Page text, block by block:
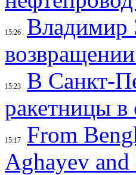
15:26
Владимир
15:23
В Санкт-
ракетницы в
15:17
From
Aghayev